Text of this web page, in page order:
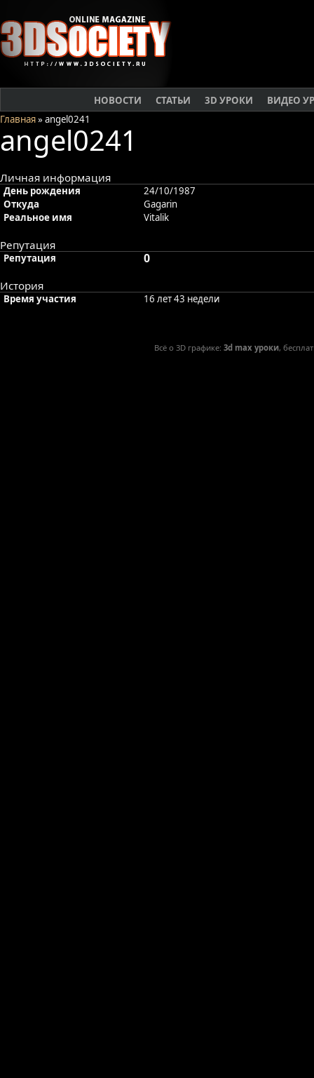
НОВОСТИ СТАТЬИ 3D УРОКИ
ВИДЕО
Главная» angel0241
angel0241
Личная информация
День рождения
24/10/1987
Откуда
Gagarin
Реальное имя
Vitalik
Репутация
Репутация 0
История
Время участия 16 лет 43 недели
Всё о 3D графике:3d max уроки,